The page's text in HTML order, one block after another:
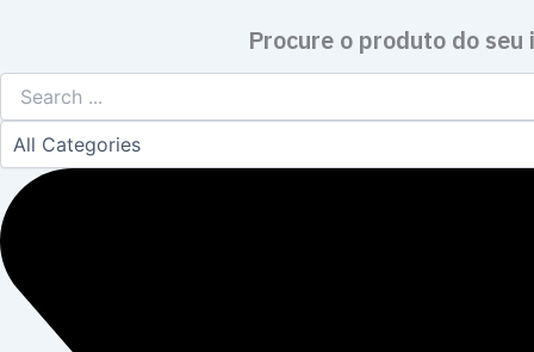
Procure o produto do seu